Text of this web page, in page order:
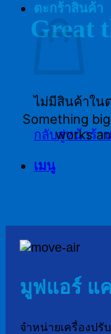
ตะกร้าสินค้า
ไม่มีสินค้าใน
กลับสู่หน้าร้า
เมนู
Great
Something
works
มูฟแอร์ แ
จำหน่ายเครื่องปรั